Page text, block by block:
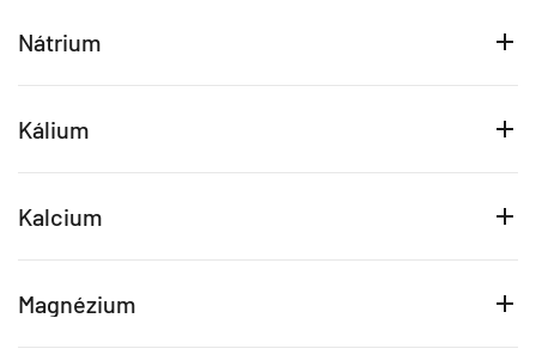
Nátrium
Kálium
Kalcium
Magnézium